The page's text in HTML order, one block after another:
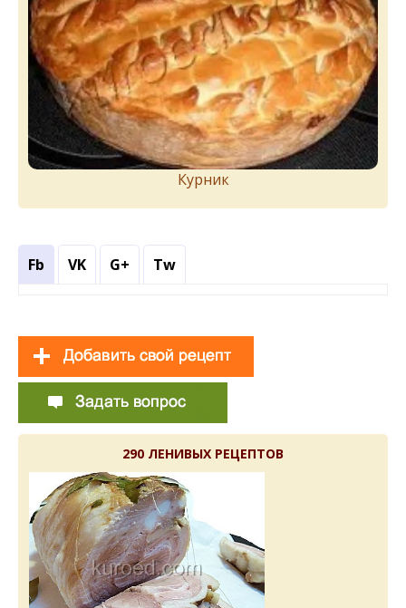
Курник
Fb VK G+ Tw
290 ЛЕНИВЫХ РЕЦЕПТОВ